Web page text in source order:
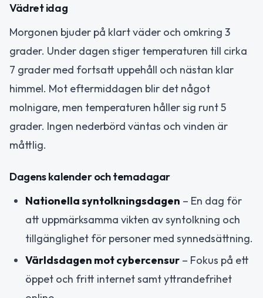
Vädret idag
Morgonen bjuder på klart väder och omkring 3
grader. Under dagen stiger temperaturen till cirka
7 grader med fortsatt uppehåll och nästan klar
himmel. Mot eftermiddagen blir det något
molnigare, men temperaturen håller sig runt 5
grader. Ingen nederbörd väntas och vinden är
måttlig.
Dagens kalender och temadagar
Nationella syntolkningsdagen – En dag för
att uppmärksamma vikten av syntolkning och
tillgänglighet för personer med synnedsättning.
Världsdagen mot cybercensur – Fokus på ett
öppet och fritt internet samt yttrandefrihet